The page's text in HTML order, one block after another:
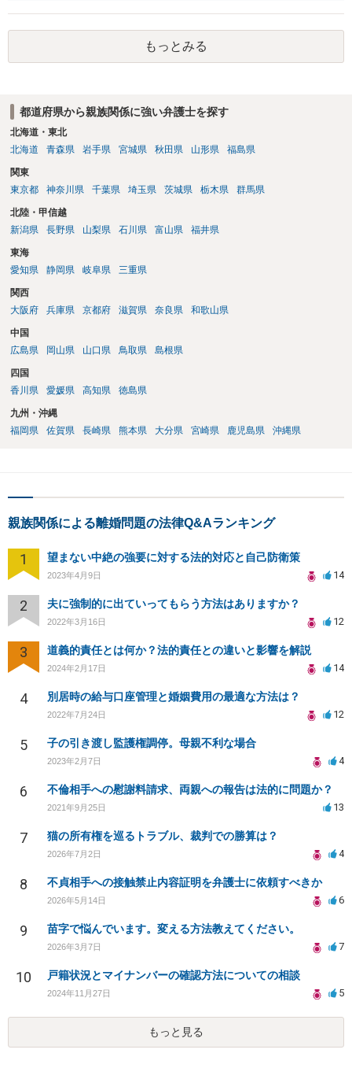
もっとみる
都道府県から親族関係に強い弁護士を探す
北海道・東北
北海道
青森県 岩手県 宮城県 秋田県 山形県 福島県
関東
東京都
神奈川県 千葉県 埼玉県 茨城県 栃木県 群馬県
北陸・甲信越
新潟県
長野県 山梨県 石川県 富山県 福井県
東海
愛知県
静岡県 岐阜県 三重県
関西
大阪府
兵庫県 京都府 滋賀県 奈良県 和歌山県
中国
広島県
岡山県 山口県 鳥取県 島根県
四国
香川県
愛媛県 高知県 徳島県
九州・沖縄
福岡県
佐賀県 長崎県 熊本県 大分県 宮崎県 鹿児島県 沖縄県
親族関係による離婚問題の法律Q&Aランキング
1 望まない中絶の強要に対する法的対応と自己防衛策
2023年4月9日 14
2 夫に強制的に出ていってもらう方法はありますか？
2022年3月16日 12
3 道義的責任とは何か？法的責任との違いと影響を解説
2024年2月17日 14
4 別居時の給与口座管理と婚姻費用の最適な方法は？
2022年7月24日 12
5 子の引き渡し監護権調停。母親不利な場合
2023年2月7日 4
6 不倫相手への慰謝料請求、両親への報告は法的に問題か？
2021年9月25日 13
7 猫の所有権を巡るトラブル、裁判での勝算は？
2026年7月2日 4
8 不貞相手への接触禁止内容証明を弁護士に依頼すべきか
2026年5月14日 6
9 苗字で悩んでいます。変える方法教えてください。
2026年3月7日 7
10 戸籍状況とマイナンバーの確認方法についての相談
2024年11月27日 5
もっと見る